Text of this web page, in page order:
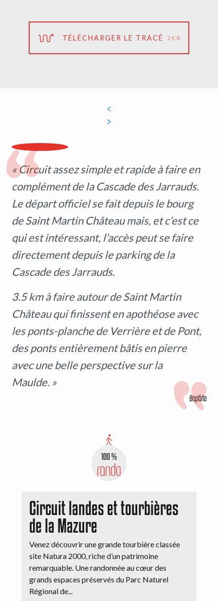
TÉLÉCHARGER LE TRACÉ 2KB
« Circuit assez simple et rapide à faire en
complément de la Cascade des Jarrauds.
Le départ officiel se fait depuis le bourg
de Saint Martin Château mais, et c’est ce
qui est intéressant, l’accès peut se faire
directement depuis le parking de la
Cascade des Jarrauds.
3.5 km à faire autour de Saint Martin
Château qui finissent en apothéose avec
les ponts-planche de Verrière et de Pont,
des ponts entièrement bâtis en pierre
avec une belle perspective sur la
Maulde. »
Baptiste
100 %
rando
Circuit landes et tourbières
de la Mazure
Venez découvrir une grande tourbière classée
site Natura 2000, riche d’un patrimoine
remarquable. Une randonnée au cœur des
grands espaces préservés du Parc Naturel
Régional de...